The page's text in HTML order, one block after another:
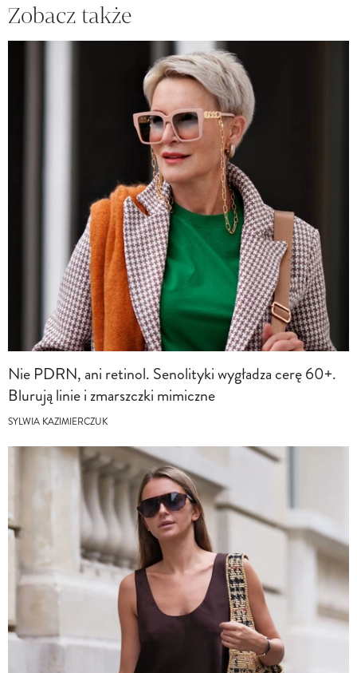
Zobacz także
Nie PDRN, ani retinol. Senolityki wygładza cerę 60+.
Blurują linie i zmarszczki mimiczne
SYLWIA KAZIMIERCZUK